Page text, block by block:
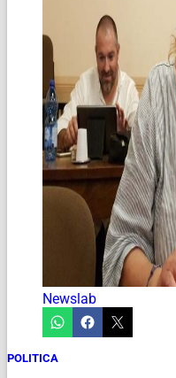
Newslab
POLITICA